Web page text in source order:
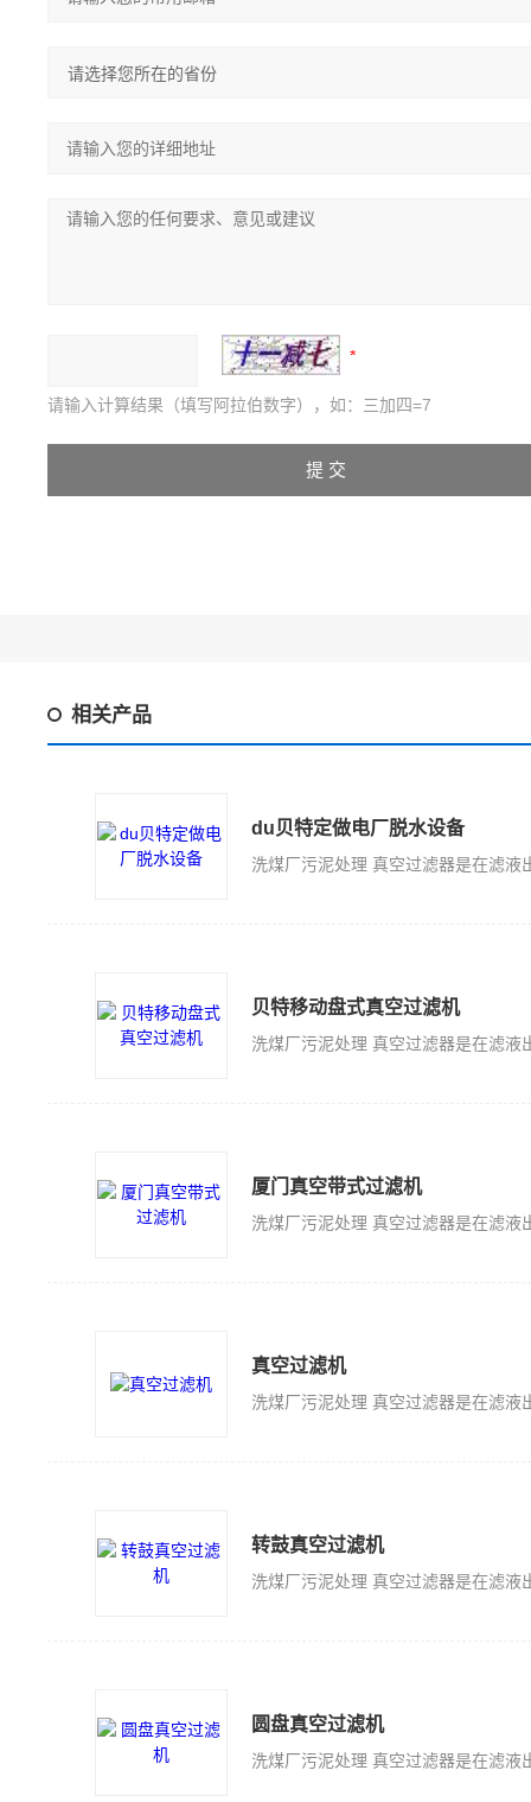
请输入计算结果（填写阿拉伯数字），如：三加四=7
相关产品
du贝特定做电厂脱水设备
贝特移动盘式真空过滤机
厦门真空带式过滤机
真空过滤机
转鼓真空过滤机
圆盘真空过滤机